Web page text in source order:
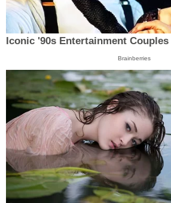
Iconic '90s Entertainment
Brainberries